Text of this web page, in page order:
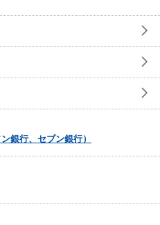
銀行、セブン銀行）